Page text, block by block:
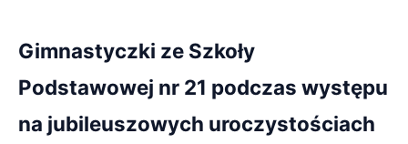
Gimnastyczki ze Szkoły
Podstawowej nr 21 podczas występu
na jubileuszowych uroczystościach